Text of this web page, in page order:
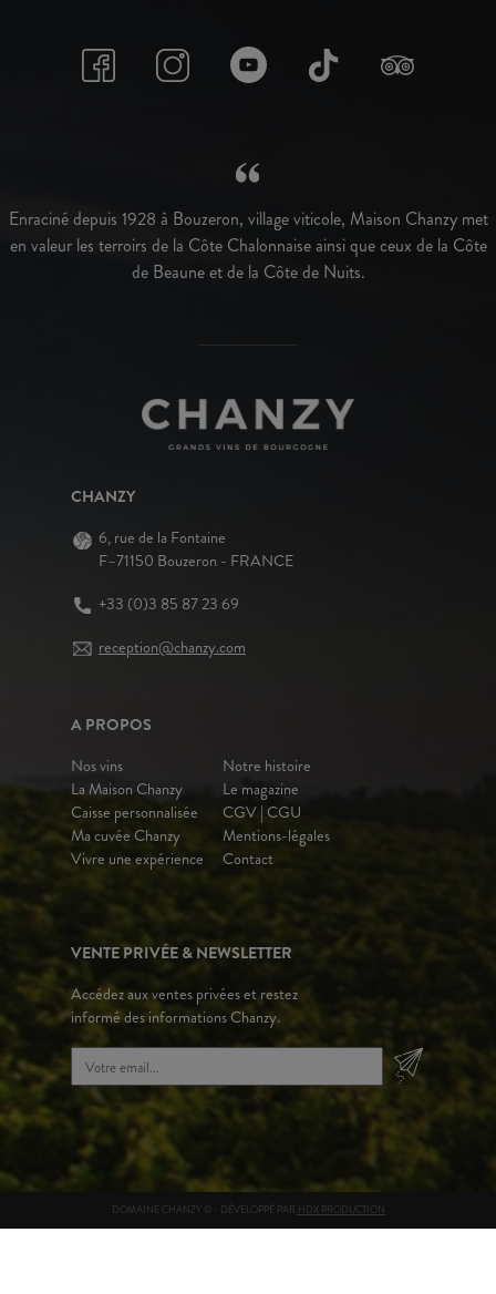
Enraciné depuis 1928 à Bouzeron, village viticole, Maison Chanzy met
en valeur les terroirs de la Côte Chalonnaise ainsi que ceux de la Côte
de Beaune et de la Côte de Nuits.
CHANZY
6, rue de la Fontaine
F–71150 Bouzeron - FRANCE
+33 (0)3 85 87 23 69
reception@chanzy.com
A PROPOS
Nos vins
La Maison Chanzy
Caisse personnalisée
Ma cuvée Chanzy
Vivre une expérience
Notre histoire
Le magazine
CGV | CGU
Mentions-légales
Contact
VENTE PRIVÉE & NEWSLETTER
Accédez aux ventes privées et restez
informé des informations Chanzy.
DOMAINE CHANZY © - DÉVELOPPÉ PAR HDX PRODUCTION